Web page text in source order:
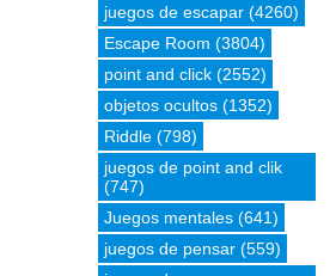
juegos de escapar (4260)
Escape Room (3804)
point and click (2552)
objetos ocultos (1352)
Riddle (798)
juegos de point and clik
(747)
Juegos mentales (641)
juegos de pensar (559)